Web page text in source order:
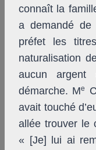
connaît la
a demandé
préfet les
naturalisation
aucun argent
démarche. Me
avait touché
allée trouver le
« [Je] lui ai